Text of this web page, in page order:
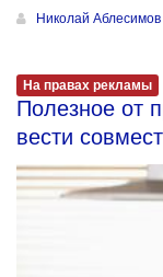
Николай Аблесимов
На правах рекламы
Полезное от
вести